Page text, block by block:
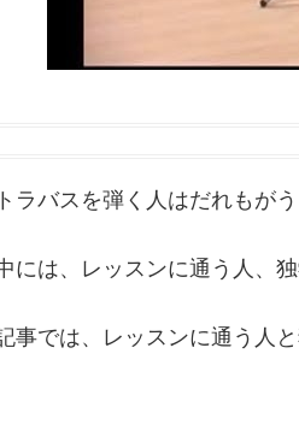
ラバスを弾く人はだれもが
には、レッスンに通う人、
事では、レッスンに通う人